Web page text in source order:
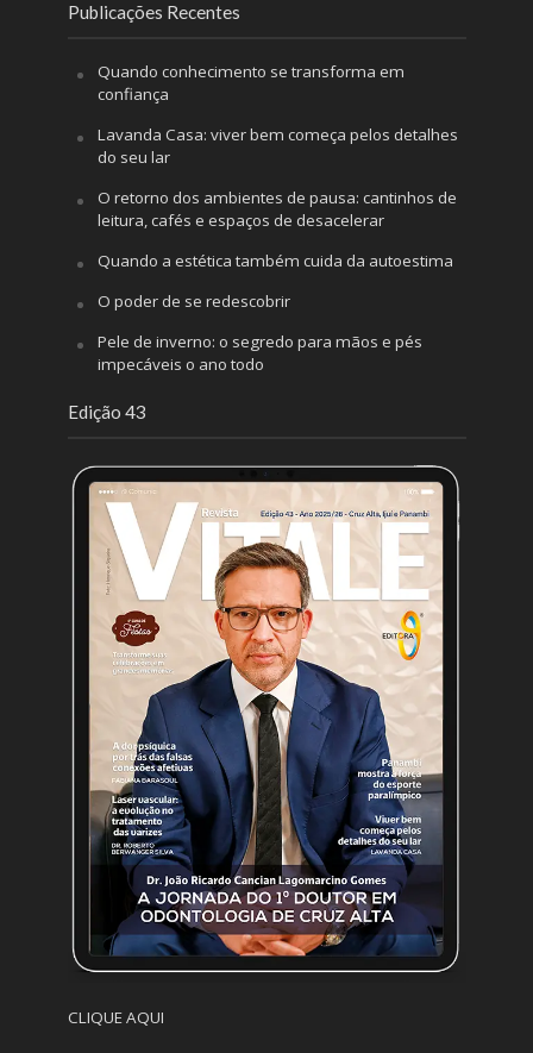
Publicações Recentes
Quando conhecimento se transforma em
confiança
Lavanda Casa: viver bem começa pelos detalhes
do seu lar
O retorno dos ambientes de pausa: cantinhos de
leitura, cafés e espaços de desacelerar
Quando a estética também cuida da autoestima
O poder de se redescobrir
Pele de inverno: o segredo para mãos e pés
impecáveis o ano todo
Edição 43
CLIQUE AQUI